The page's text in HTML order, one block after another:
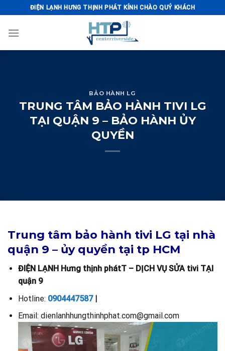
to
content
ĐIỆN LẠNH HƯNG THỊNH PHÁT KÍNH CHÀO QUÝ KHÁCH
BẢO HÀNH LG
TRUNG TÂM BẢO HÀNH TIVI LG
TẠI QUẬN 9 – BẢO HÀNH ỦY
QUYỀN
Trung tâm bảo hành tivi LG tại nhà
quận 9 – ủy quyền tại tp HCM
ĐIỆN LẠNH Hưng thịnh phátT – DỊCH VỤ SỬA tivi TẠI
quận 9
Hotline: 0904447587|
Email: dienlanhhungthinhphat.com@gmail.com